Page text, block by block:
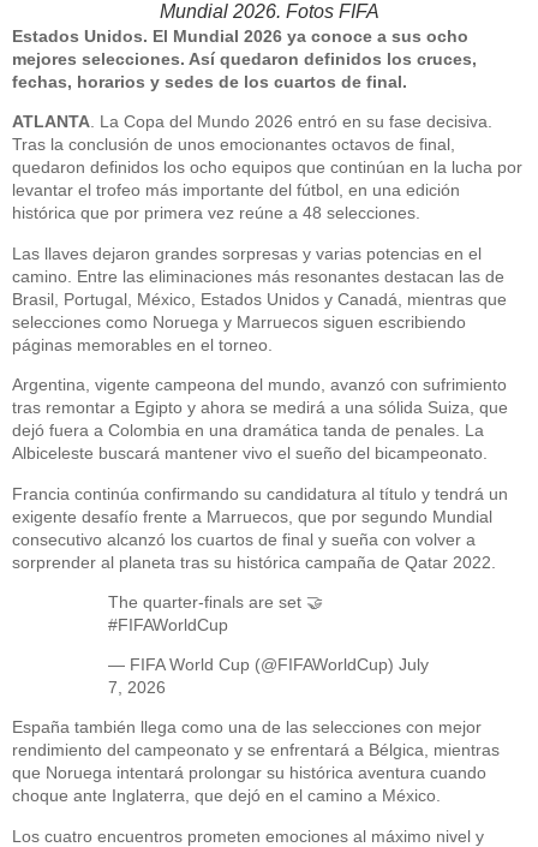
Mundial 2026. Fotos FIFA
Estados Unidos. El Mundial 2026 ya conoce a sus ocho
mejores selecciones. Así quedaron definidos los cruces,
fechas, horarios y sedes de los cuartos de final.
ATLANTA. La Copa del Mundo 2026 entró en su fase decisiva.
Tras la conclusión de unos emocionantes octavos de final,
quedaron definidos los ocho equipos que continúan en la lucha por
levantar el trofeo más importante del fútbol, en una edición
histórica que por primera vez reúne a 48 selecciones.
Las llaves dejaron grandes sorpresas y varias potencias en el
camino. Entre las eliminaciones más resonantes destacan las de
Brasil, Portugal, México, Estados Unidos y Canadá, mientras que
selecciones como Noruega y Marruecos siguen escribiendo
páginas memorables en el torneo.
Argentina, vigente campeona del mundo, avanzó con sufrimiento
tras remontar a Egipto y ahora se medirá a una sólida Suiza, que
dejó fuera a Colombia en una dramática tanda de penales. La
Albiceleste buscará mantener vivo el sueño del bicampeonato.
Francia continúa confirmando su candidatura al título y tendrá un
exigente desafío frente a Marruecos, que por segundo Mundial
consecutivo alcanzó los cuartos de final y sueña con volver a
sorprender al planeta tras su histórica campaña de Qatar 2022.
The quarter-finals are set 🤝
#FIFAWorldCup
— FIFA World Cup (@FIFAWorldCup) July
7, 2026
España también llega como una de las selecciones con mejor
rendimiento del campeonato y se enfrentará a Bélgica, mientras
que Noruega intentará prolongar su histórica aventura cuando
choque ante Inglaterra, que dejó en el camino a México.
Los cuatro encuentros prometen emociones al máximo nivel y